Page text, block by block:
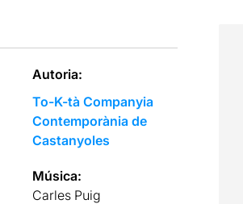
Autoria:
To-K-tà Companyia
Contemporània de
Castanyoles
Música:
Carles Puig